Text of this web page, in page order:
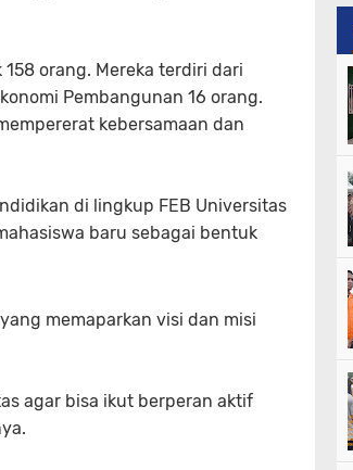
orang. Mereka terdiri dari
Pembangunan 16 orang.
kebersamaan dan
di lingkup FEB Universitas
baru sebagai bentuk
memaparkan visi dan misi
agar bisa ikut berperan aktif